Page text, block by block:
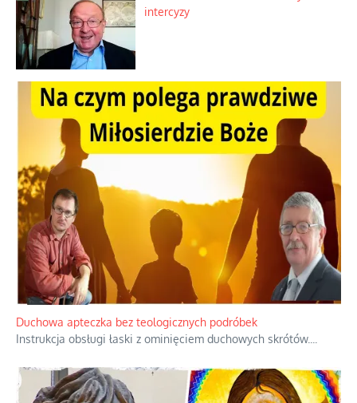
Dobre rady bez pytania o zdanie
Nietrwałość hormonów i zalety